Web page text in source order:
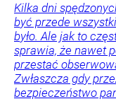
Kilka dni
być przede
było. Ale jak to
sprawia, że nawet
przestać
Zwłaszcza gdy
bezpieczeństwo